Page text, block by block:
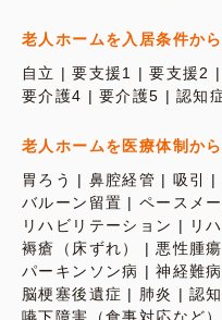
老人ホームを入居条件か
自立
要支援1 要支援2
要介護4
要介護5 認知
老人ホームを医療体制か
胃ろう
鼻腔経管 吸引
バルーン留置
ペースメ
リハビリテーション
リ
褥瘡（床ずれ）
悪性腫
パーキンソン病
神経難病
脳梗塞後遺症
肺炎
認